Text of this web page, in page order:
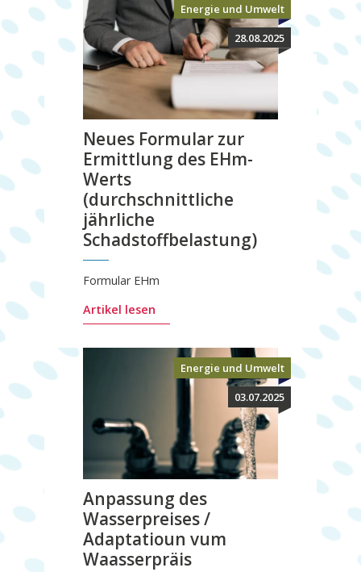
28.08.2025
Energie und Umwelt
Neues Formular zur
Ermittlung des EHm-
Werts
(durchschnittliche
jährliche
Schadstoffbelastung)
Formular EHm
Artikel lesen
03.07.2025
Energie und Umwelt
Anpassung des
Wasserpreises /
Adaptatioun vum
Waasserpräis